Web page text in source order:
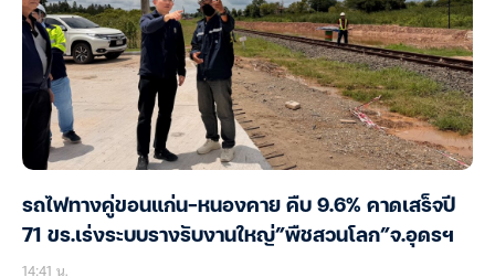
รถไฟทางคู่ขอนแก่น-หนองคาย คืบ 9.6% คาดเสร็จปี
71 ขร.เร่งระบบรางรับงานใหญ่”พืชสวนโลก”จ.อุดรฯ
14:41 น.